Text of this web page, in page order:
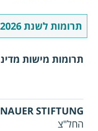
תרומות מישות
STIFTUNG
החל"צ